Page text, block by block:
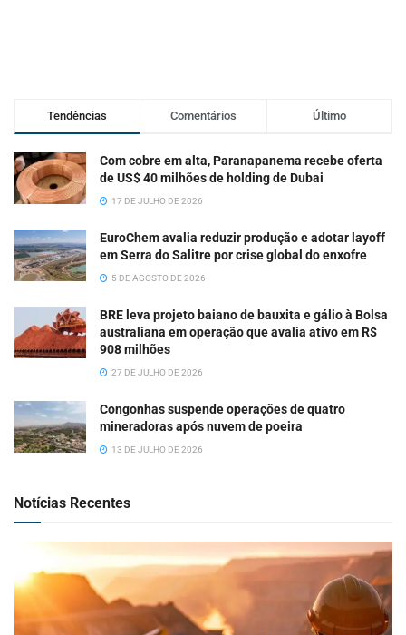
Tendências Comentários Último
Com cobre em alta, Paranapanema recebe oferta
de US$ 40 milhões de holding de Dubai
17 DE JULHO DE 2026
EuroChem avalia reduzir produção e adotar layoff
em Serra do Salitre por crise global do enxofre
5 DE AGOSTO DE 2026
BRE leva projeto baiano de bauxita e gálio à Bolsa
australiana em operação que avalia ativo em R$
908 milhões
27 DE JULHO DE 2026
Congonhas suspende operações de quatro
mineradoras após nuvem de poeira
13 DE JULHO DE 2026
Notícias Recentes